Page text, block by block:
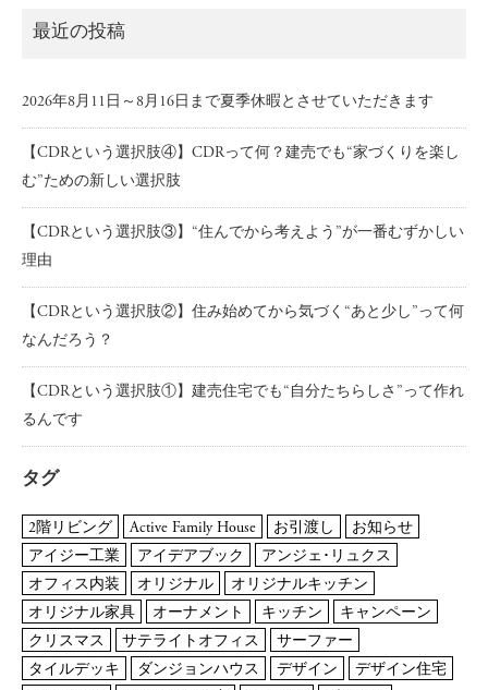
最近の投稿
2026年8月11日～8月16日まで夏季休暇とさせていただきます
【CDRという選択肢④】CDRって何？建売でも“家づくりを楽し
む”ための新しい選択肢
【CDRという選択肢③】“住んでから考えよう”が一番むずかしい
理由
【CDRという選択肢②】住み始めてから気づく“あと少し”って何
なんだろう？
【CDRという選択肢①】建売住宅でも“自分たちらしさ”って作れ
るんです
タグ
2階リビング Active Family House お引渡し
お知らせ
アイジー工業
アイデアブック
アンジェ･リュクス
オフィス内装
オリジナル
オリジナルキッチン
オリジナル家具
オーナメント キッチン
キャンペーン
クリスマス
サテライトオフィス
サーファー
タイルデッキ
ダンジョンハウス デザイン
デザイン住宅